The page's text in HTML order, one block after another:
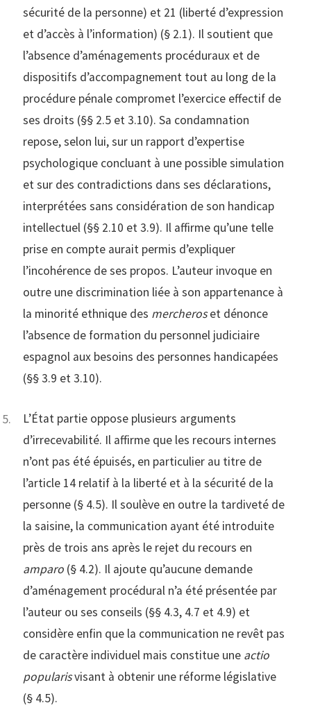
sécurité de la personne) et 21 (liberté d’expression
et d’accès à l’information) (§ 2.1). Il soutient que
l’absence d’aménagements procéduraux et de
dispositifs d’accompagnement tout au long de la
procédure pénale compromet l’exercice effectif de
ses droits (§§ 2.5 et 3.10). Sa condamnation
repose, selon lui, sur un rapport d’expertise
psychologique concluant à une possible simulation
et sur des contradictions dans ses déclarations,
interprétées sans considération de son handicap
intellectuel (§§ 2.10 et 3.9). Il affirme qu’une telle
prise en compte aurait permis d’expliquer
l’incohérence de ses propos. L’auteur invoque en
outre une discrimination liée à son appartenance à
la minorité ethnique des mercheroset dénonce
l’absence de formation du personnel judiciaire
espagnol aux besoins des personnes handicapées
(§§ 3.9 et 3.10).
L’État partie oppose plusieurs arguments
d’irrecevabilité. Il affirme que les recours internes
n’ont pas été épuisés, en particulier au titre de
l’article 14 relatif à la liberté et à la sécurité de la
personne (§ 4.5). Il soulève en outre la tardiveté de
la saisine, la communication ayant été introduite
près de trois ans après le rejet du recours en
amparo(§ 4.2). Il ajoute qu’aucune demande
d’aménagement procédural n’a été présentée par
l’auteur ou ses conseils (§§ 4.3, 4.7 et 4.9) et
considère enfin que la communication ne revêt pas
de caractère individuel mais constitue une actio
popularisvisant à obtenir une réforme législative
(§ 4.5).